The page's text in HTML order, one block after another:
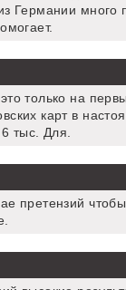
Германии много
только на
карт в
тыс. Для.
претензий